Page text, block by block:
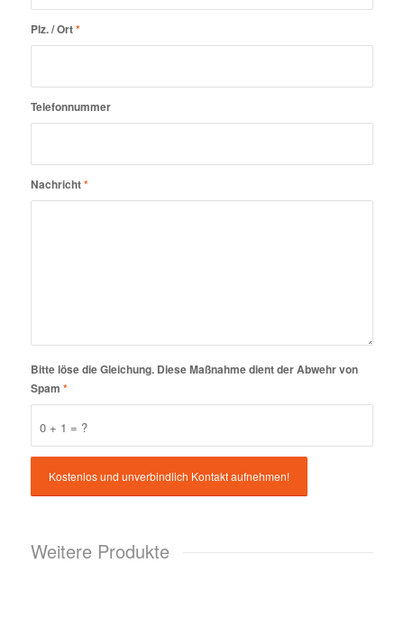
Plz. / Ort*
Telefonnummer
Nachricht*
0 + 1 = ?
Bitte löse die Gleichung. Diese Maßnahme dient der Abwehr von
Spam *
Weitere Produkte